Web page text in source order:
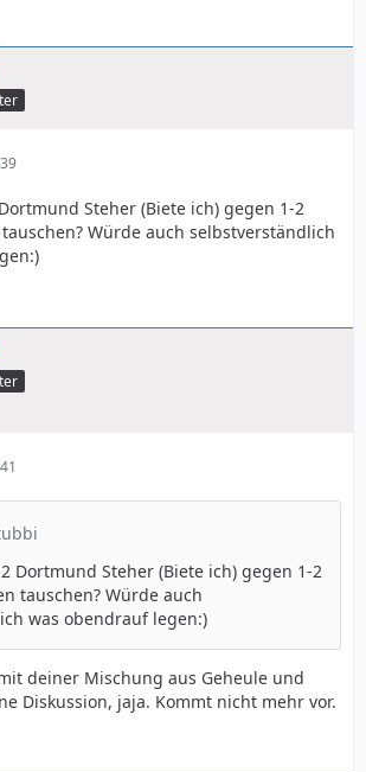
Steher (Biete ich) gegen 1-2
Würde auch selbstverständlich
Dortmund Steher (Biete ich) gegen 1-2
tauschen? Würde auch
was obendrauf legen:)
deiner Mischung aus Geheule und
Diskussion, jaja. Kommt nicht mehr vor.